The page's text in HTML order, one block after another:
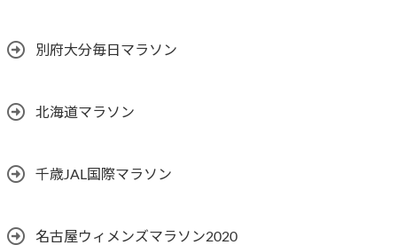
別府大分毎日マラソン
北海道マラソン
千歳JAL国際マラソン
名古屋ウィメンズマラソン2020